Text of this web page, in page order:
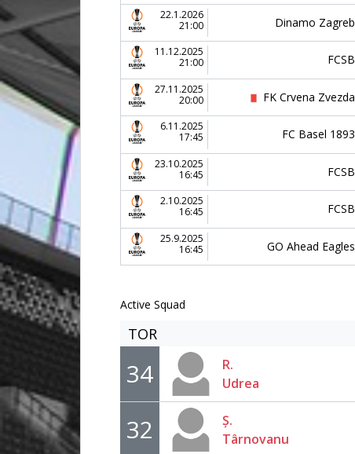
22.1.2026
21:00
Dinamo Zagreb
11.12.2025
21:00
FCSB
27.11.2025
20:00
FK Crvena Zvezda
6.11.2025
17:45
FC Basel 1893
23.10.2025
16:45
FCSB
2.10.2025
16:45
FCSB
25.9.2025
16:45
GO Ahead Eagles
Active Squad
TOR
34
R.
Udrea
32
Ș.
Târnovanu